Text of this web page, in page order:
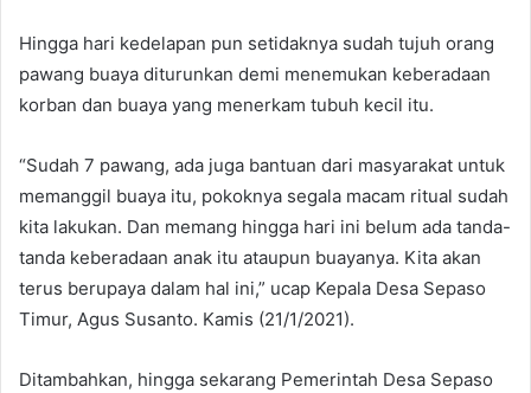
Hingga hari kedelapan pun setidaknya sudah tujuh orang
pawang buaya diturunkan demi menemukan keberadaan
korban dan buaya yang menerkam tubuh kecil itu.
“Sudah 7 pawang, ada juga bantuan dari masyarakat untuk
memanggil buaya itu, pokoknya segala macam ritual sudah
kita lakukan. Dan memang hingga hari ini belum ada tanda-
tanda keberadaan anak itu ataupun buayanya. Kita akan
terus berupaya dalam hal ini,” ucap Kepala Desa Sepaso
Timur, Agus Susanto. Kamis (21/1/2021).
Ditambahkan, hingga sekarang Pemerintah Desa Sepaso